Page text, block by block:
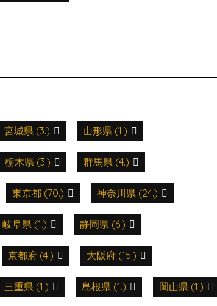
宮城県 (3.) 山形県 (1.)
栃木県 (3.) 群馬県 (4.)
東京都 (70.) 神奈川県 (24.)
岐阜県 (1.) 静岡県 (6.)
京都府 (4.) 大阪府 (15.)
三重県 (1.) 島根県 (1.) 岡山県 (1.)